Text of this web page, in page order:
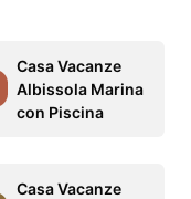
Casa Vacanze
Albissola Marina
con Piscina
Casa Vacanze